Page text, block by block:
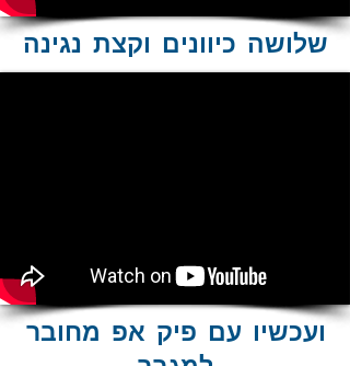
שלושה כיוונים וקצת נגינה
ועכשיו עם פיק אפ מחובר